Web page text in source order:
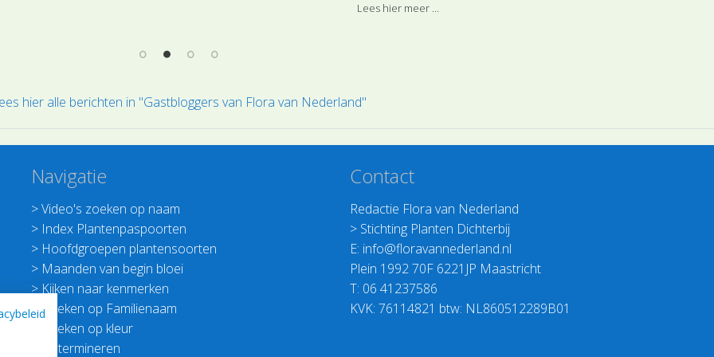
Lees hier meer ...
hier alle berichten in "Gastbloggers van Flora van Nederland"
Navigatie
>Video's zoeken op naam
> Index Plantenpaspoorten
> Hoofdgroepen plantensoorten
> Maanden van begin bloei
> Kijken naar kenmerken
>Zoeken op Familienaam
Zoeken op kleur
Determineren
Contact
Redactie Flora van Nederland
> Stichting Planten Dichterbij
E: info@floravannederland.nl
Plein 1992 70F 6221JP Maastricht
T: 06 41237586
KVK: 76114821 btw: NL860512289B01